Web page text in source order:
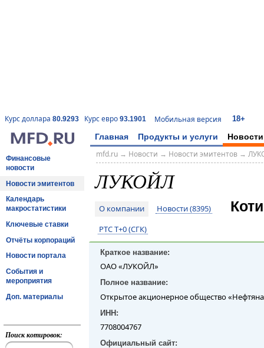
Курс доллара 80.9293 Курс евро 93.1901 Мобильная версия 18+
Главная Продукты и услуги Новости
Финансовые
новости
Новости эмитентов
Календарь
макростатистики
Ключевые ставки
Отчёты корпораций
Новости портала
События и
мероприятия
Доп. материалы
Поиск котировок:
mfd.ru→ Новости → Новости эмитентов→
ЛУКОЙЛ
О компании Новости (8395)
РТС T+0 (СГК)
Краткое название:
ОАО «ЛУКОЙЛ»
Полное название:
Открытое акционерное общество
ИНН:
7708004767
Официальный сайт: